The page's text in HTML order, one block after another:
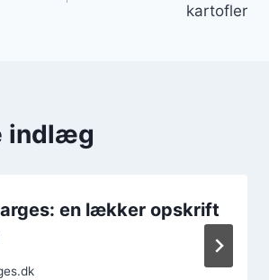
kartofler
indlæg
en lækker opskrift